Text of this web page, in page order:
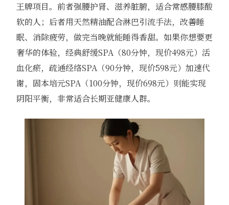
王牌项目。前者强腰护肾、滋养脏腑，适合常感腰膝酸
软的人；后者用天然精油配合淋巴引流手法，改善睡
眠、消除疲劳，做完当晚就能睡得香甜。如果你想要更
奢华的体验，经典舒缓SPA（80分钟，现价498元）活
血化瘀，疏通经络SPA（90分钟，现价598元）加速代
谢，固本培元SPA（100分钟，现价698元）则能实现
阴阳平衡，非常适合长期亚健康人群。